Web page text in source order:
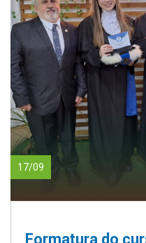
17/09
Formatura do